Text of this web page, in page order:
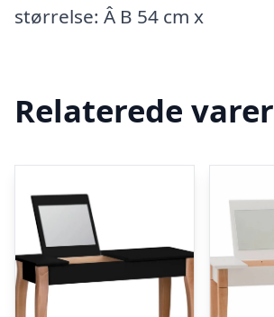
størrelse: Â B 54 cm x
Relaterede varer